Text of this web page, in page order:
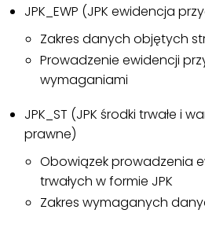
JPK_EWP (JPK ewidencja
Zakres danych objętych
Prowadzenie ewidencji
wymaganiami
JPK_ST (JPK środki trwałe i
prawne)
Obowiązek prowadzenia
trwałych w formie JPK
Zakres wymaganych